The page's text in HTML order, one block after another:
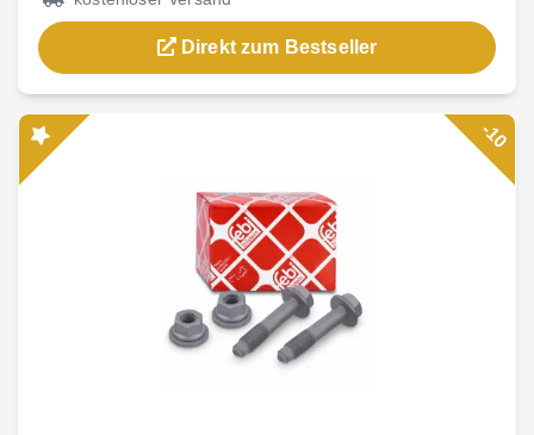
Direkt zum Bestseller
-10